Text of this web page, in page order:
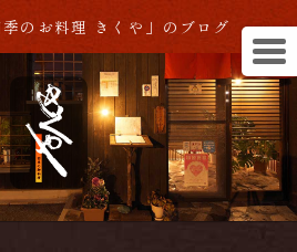
のお料理 きくや」のブログ